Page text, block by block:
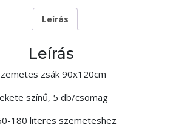
Leírás
Leírás
zsák 90x120cm
színű, 5 db/csomag
180 literes szemeteshez